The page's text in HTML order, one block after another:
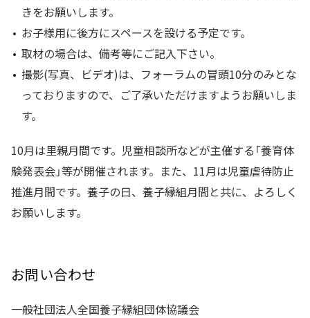
きをお願いします。
お子様用に後方にスペースを設ける予定です。
取材の場合は、備考等にご記入下さい。
撮影(写真、ビデオ)は、フォーラムの冒頭10分のみとな
っておりますので、ご了承いただけますようお願いしま
す。
10月は里親月間です。児童相談所などが主催する「養育体
験発表会」等が開催されます。また、11月は児童虐待防止
推進月間です。養子の日、養子縁組月間と共に、よろしく
お願いします。
お問い合わせ
一般社団法人全国養子縁組団体協議会